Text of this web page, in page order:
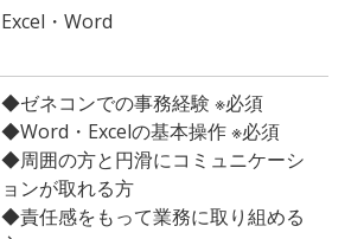
Excel・Word
◆ゼネコンでの事務経験 ※必須
◆Word・Excelの基本操作 ※必須
◆周囲の方と円滑にコミュニケーシ
ョンが取れる方
◆責任感をもって業務に取り組める